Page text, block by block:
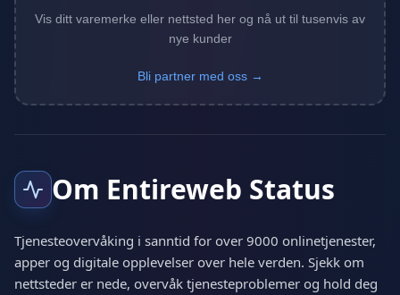
Vis ditt varemerke eller nettsted her og nå ut til tusenvis av
nye kunder
Bli partner med oss →
Om Entireweb Status
Tjenesteovervåking i sanntid for over 9000 onlinetjenester,
apper og digitale opplevelser over hele verden. Sjekk om
nettsteder er nede, overvåk tjenesteproblemer og hold deg